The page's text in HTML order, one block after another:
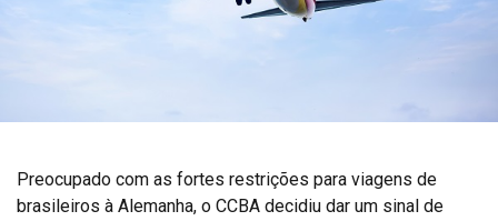
Preocupado com as fortes restrições para viagens de
brasileiros à Alemanha, o CCBA decidiu dar um sinal de